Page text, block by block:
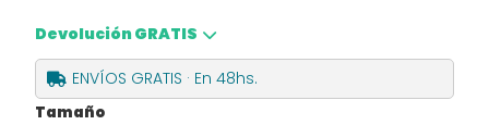
Devolución GRATIS
ENVÍOS GRATIS · En 48hs.
Tamaño